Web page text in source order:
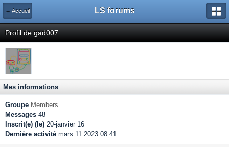
← Accueil LS forums
Profil de gad007
Mes informations
Groupe Members
Messages 48
Inscrit(e) (le) 20-janvier 16
Dernière activité mars 11 2023 08:41